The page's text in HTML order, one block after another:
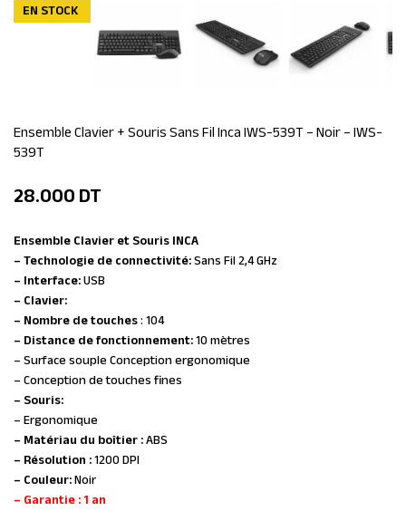
EN STOCK
Ensemble Clavier + Souris Sans Fil Inca IWS-539T – Noir – IWS-
539T
28.000DT
Ensemble Clavier et Souris INCA
– Technologie de connectivité:Sans Fil 2,4 GHz
– Interface:USB
– Clavier:
– Nombre de touches: 104
– Distance de fonctionnement:10 mètres
– Surface souple Conception ergonomique
– Conception de touches fines
– Souris:
– Ergonomique
– Matériau du boîtier :ABS
– Résolution :1200 DPI
– Couleur:Noir
– Garantie : 1 an